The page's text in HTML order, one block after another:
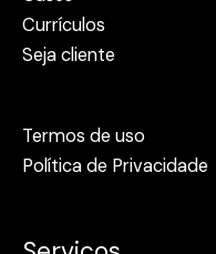
Currículos
Seja cliente
Termos de uso
Política de Privacidade